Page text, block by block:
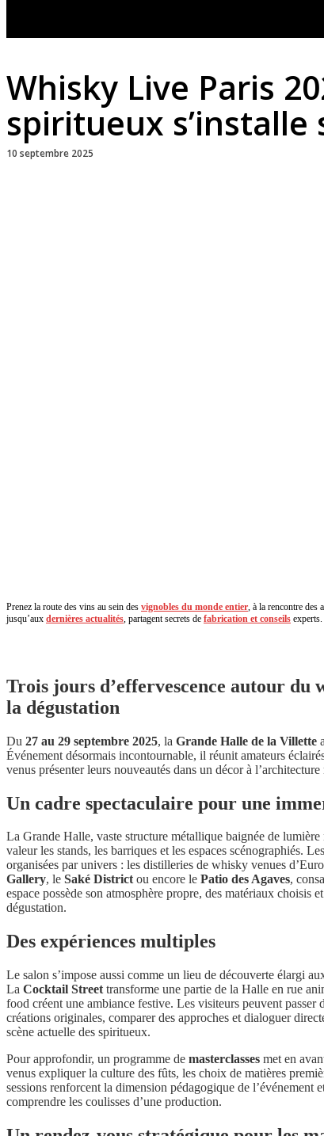
Whisky Live Paris
spiritueux s’installe
10 septembre 2025
Prenez la route des vins au sein des vignobles du monde entier , à la rencontre
jusqu’aux dernières actualités , partagent secrets de fabrication et conseils experts.
Trois jours d’effervescence autour du
la dégustation
Du 27 au 29 septembre 2025, la Grande Halle de la Villette
Événement désormais incontournable, il réunit amateurs
venus présenter leurs nouveautés dans un décor à
Un cadre spectaculaire pour une
La Grande Halle, vaste structure métallique baignée de
valeur les stands, les barriques et les espaces scénographiés.
organisées par univers : les distilleries de whisky venues
Gallery, le Saké Districtou encore le Patio des Agaves,
espace possède son atmosphère propre, des matériaux choisis
dégustation.
Des expériences multiples
Le salon s’impose aussi comme un lieu de découverte élargi
La Cocktail Street transforme une partie de la Halle en rue
food créent une ambiance festive. Les visiteurs peuvent passer
créations originales, comparer des approches et dialoguer
scène actuelle des spiritueux.
Pour approfondir, un programme de masterclasses met en
venus expliquer la culture des fûts, les choix de matières
sessions renforcent la dimension pédagogique de l’événement
comprendre les coulisses d’une production.